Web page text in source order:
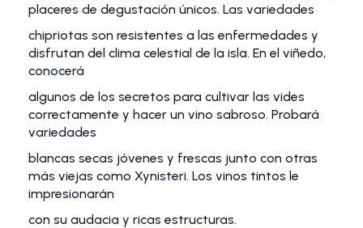
placeres de degustación únicos. Las variedades
chipriotas son resistentes a las enfermedades y
disfrutan del clima celestial de la isla. En el viñedo,
conocerá
algunos de los secretos para cultivar las vides
correctamente y hacer un vino sabroso. Probará
variedades
blancas secas jóvenes y frescas junto con otras
más viejas como Xynisteri. Los vinos tintos le
impresionarán
con su audacia y ricas estructuras.